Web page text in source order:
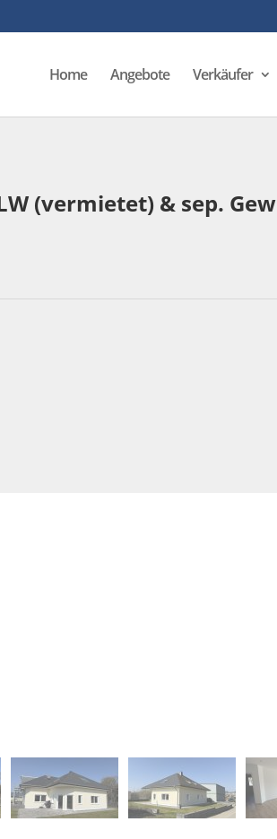
Home Angebote Verkäufer
(vermietet) & sep.